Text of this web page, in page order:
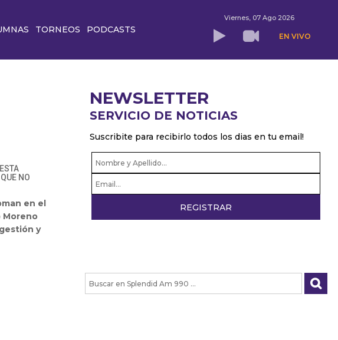
TORNEOS PODCASTS
Viernes, 07 Ago 2026
EN VIVO
NO
en el
Moreno
y
NEWSLETTER
SERVICIO DE NOTICIAS
Suscribite para recibirlo todos los dias en tu email!